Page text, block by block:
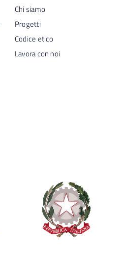
Chi siamo
Progetti
Codice etico
Lavora con noi